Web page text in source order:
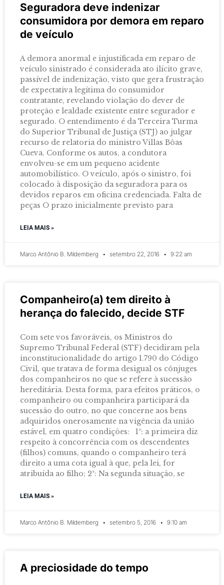
Seguradora deve indenizar
consumidora por demora em reparo
de veículo
A demora anormal e injustificada em reparo de
veículo sinistrado é considerada ato ilícito grave,
passível de indenização, visto que gera frustração
de expectativa legítima do consumidor
contratante, revelando violação do dever de
proteção e lealdade existente entre segurador e
segurado. O entendimento é da Terceira Turma
do Superior Tribunal de Justiça (STJ) ao julgar
recurso de relatoria do ministro Villas Bôas
Cueva. Conforme os autos, a condutora
envolveu-se em um pequeno acidente
automobilístico. O veículo, após o sinistro, foi
colocado à disposição da seguradora para os
devidos reparos em oficina credenciada. Falta de
peças O prazo inicialmente previsto para
LEIA MAIS »
Marco Antônio B. Mildemberg setembro 22, 2016 9:22 am
Companheiro(a) tem direito à
herança do falecido, decide STF
Com sete vos favoráveis, os Ministros do
Supremo Tribunal Federal (STF) decidiram pela
inconstitucionalidade do artigo 1.790 do Código
Civil, que tratava de forma desigual os cônjuges
dos companheiros no que se refere à sucessão
hereditária. Desta forma, para efeitos práticos, o
companheiro ou companheira participará da
sucessão do outro, no que concerne aos bens
adquiridos onerosamente na vigência da união
estável, em quatro condições: 1ª: a primeira diz
respeito à concorrência com os descendentes
(filhos) comuns, quando o companheiro terá
direito a uma cota igual à que, pela lei, for
atribuída ao filho; 2ª: Na segunda situação, se
LEIA MAIS »
Marco Antônio B. Mildemberg setembro 5, 2016 9:10 am
A preciosidade do tempo